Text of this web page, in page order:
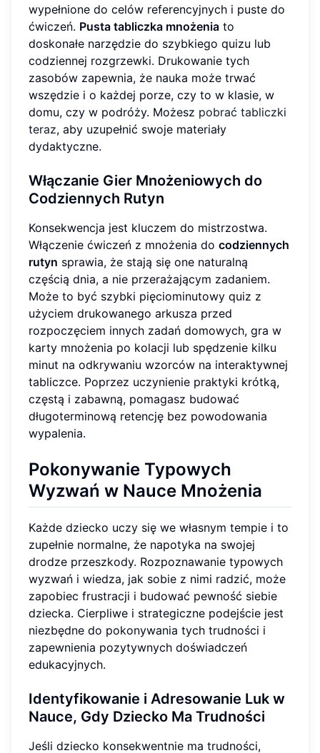
wypełnione do celów referencyjnych i puste do
ćwiczeń. Pusta tabliczka mnożenia to
doskonałe narzędzie do szybkiego quizu lub
codziennej rozgrzewki. Drukowanie tych
zasobów zapewnia, że nauka może trwać
wszędzie i o każdej porze, czy to w klasie, w
domu, czy w podróży. Możesz pobrać tabliczki
teraz, aby uzupełnić swoje materiały
dydaktyczne.
Włączanie Gier Mnożeniowych do
Codziennych Rutyn
Konsekwencja jest kluczem do mistrzostwa.
Włączenie ćwiczeń z mnożenia do codziennych
rutyn sprawia, że stają się one naturalną
częścią dnia, a nie przerażającym zadaniem.
Może to być szybki pięciominutowy quiz z
użyciem drukowanego arkusza przed
rozpoczęciem innych zadań domowych, gra w
karty mnożenia po kolacji lub spędzenie kilku
minut na odkrywaniu wzorców na interaktywnej
tabliczce. Poprzez uczynienie praktyki krótką,
częstą i zabawną, pomagasz budować
długoterminową retencję bez powodowania
wypalenia.
Pokonywanie Typowych
Wyzwań w Nauce Mnożenia
Każde dziecko uczy się we własnym tempie i to
zupełnie normalne, że napotyka na swojej
drodze przeszkody. Rozpoznawanie typowych
wyzwań i wiedza, jak sobie z nimi radzić, może
zapobiec frustracji i budować pewność siebie
dziecka. Cierpliwe i strategiczne podejście jest
niezbędne do pokonywania tych trudności i
zapewnienia pozytywnych doświadczeń
edukacyjnych.
Identyfikowanie i Adresowanie Luk w
Nauce, Gdy Dziecko Ma Trudności
Jeśli dziecko konsekwentnie ma trudności,